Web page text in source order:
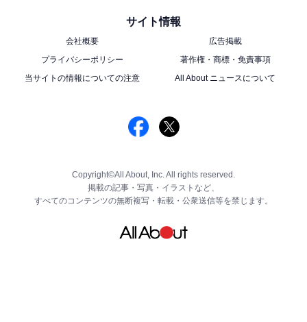
サイト情報
会社概要
広告掲載
プライバシーポリシー
著作権・商標・免責事項
当サイトの情報についての注意
All About ニュースについて
Copyright©All About, Inc. All rights reserved.
掲載の記事・写真・イラストなど、
すべてのコンテンツの無断複写・転載・公衆送信等を禁じます。